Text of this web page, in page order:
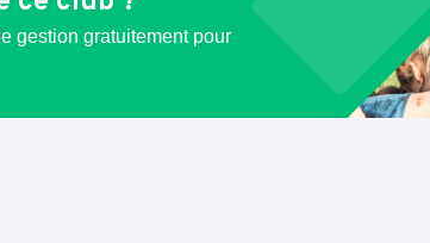
gestion gratuitement pour